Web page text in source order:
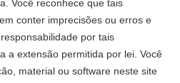
Você reconhece que tais
conter imprecisões ou erros e
por tais
a extensão permitida por lei. Você
material ou software neste site